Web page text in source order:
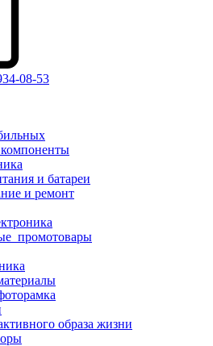
08-53
и батареи
и ремонт
образа жизни